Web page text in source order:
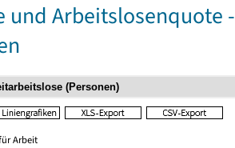
und Arbeitslosenquote
Arbeit